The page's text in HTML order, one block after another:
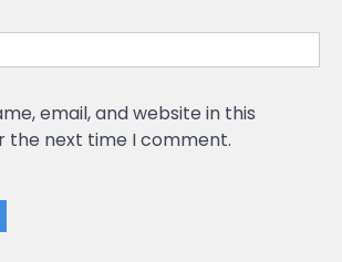
email, and website in this
the next time I comment.